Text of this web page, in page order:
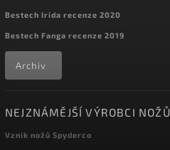
Bestech Irida recenze 2020
Bestech Fanga recenze 2019
Archiv
NEJZNÁMĚJŠÍ VÝROBCI NOŽŮ
Vznik nožů Spyderco